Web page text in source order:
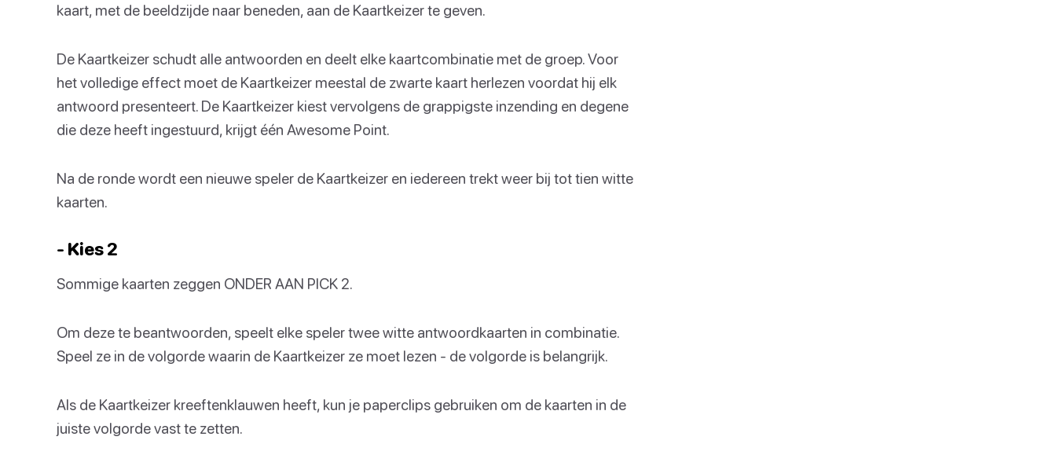
kaart, met de beeldzijde naar beneden, aan de Kaartkeizer te geven.
De Kaartkeizer schudt alle antwoorden en deelt elke kaartcombinatie met de groep. Voor
het volledige effect moet de Kaartkeizer meestal de zwarte kaart herlezen voordat hij elk
antwoord presenteert. De Kaartkeizer kiest vervolgens de grappigste inzending en degene
die deze heeft ingestuurd, krijgt één Awesome Point.
Na de ronde wordt een nieuwe speler de Kaartkeizer en iedereen trekt weer bij tot tien witte
kaarten.
- Kies 2
Sommige kaarten zeggen ONDER AAN PICK 2.
Om deze te beantwoorden, speelt elke speler twee witte antwoordkaarten in combinatie.
Speel ze in de volgorde waarin de Kaartkeizer ze moet lezen - de volgorde is belangrijk.
Als de Kaartkeizer kreeftenklauwen heeft, kun je paperclips gebruiken om de kaarten in de
juiste volgorde vast te zetten.